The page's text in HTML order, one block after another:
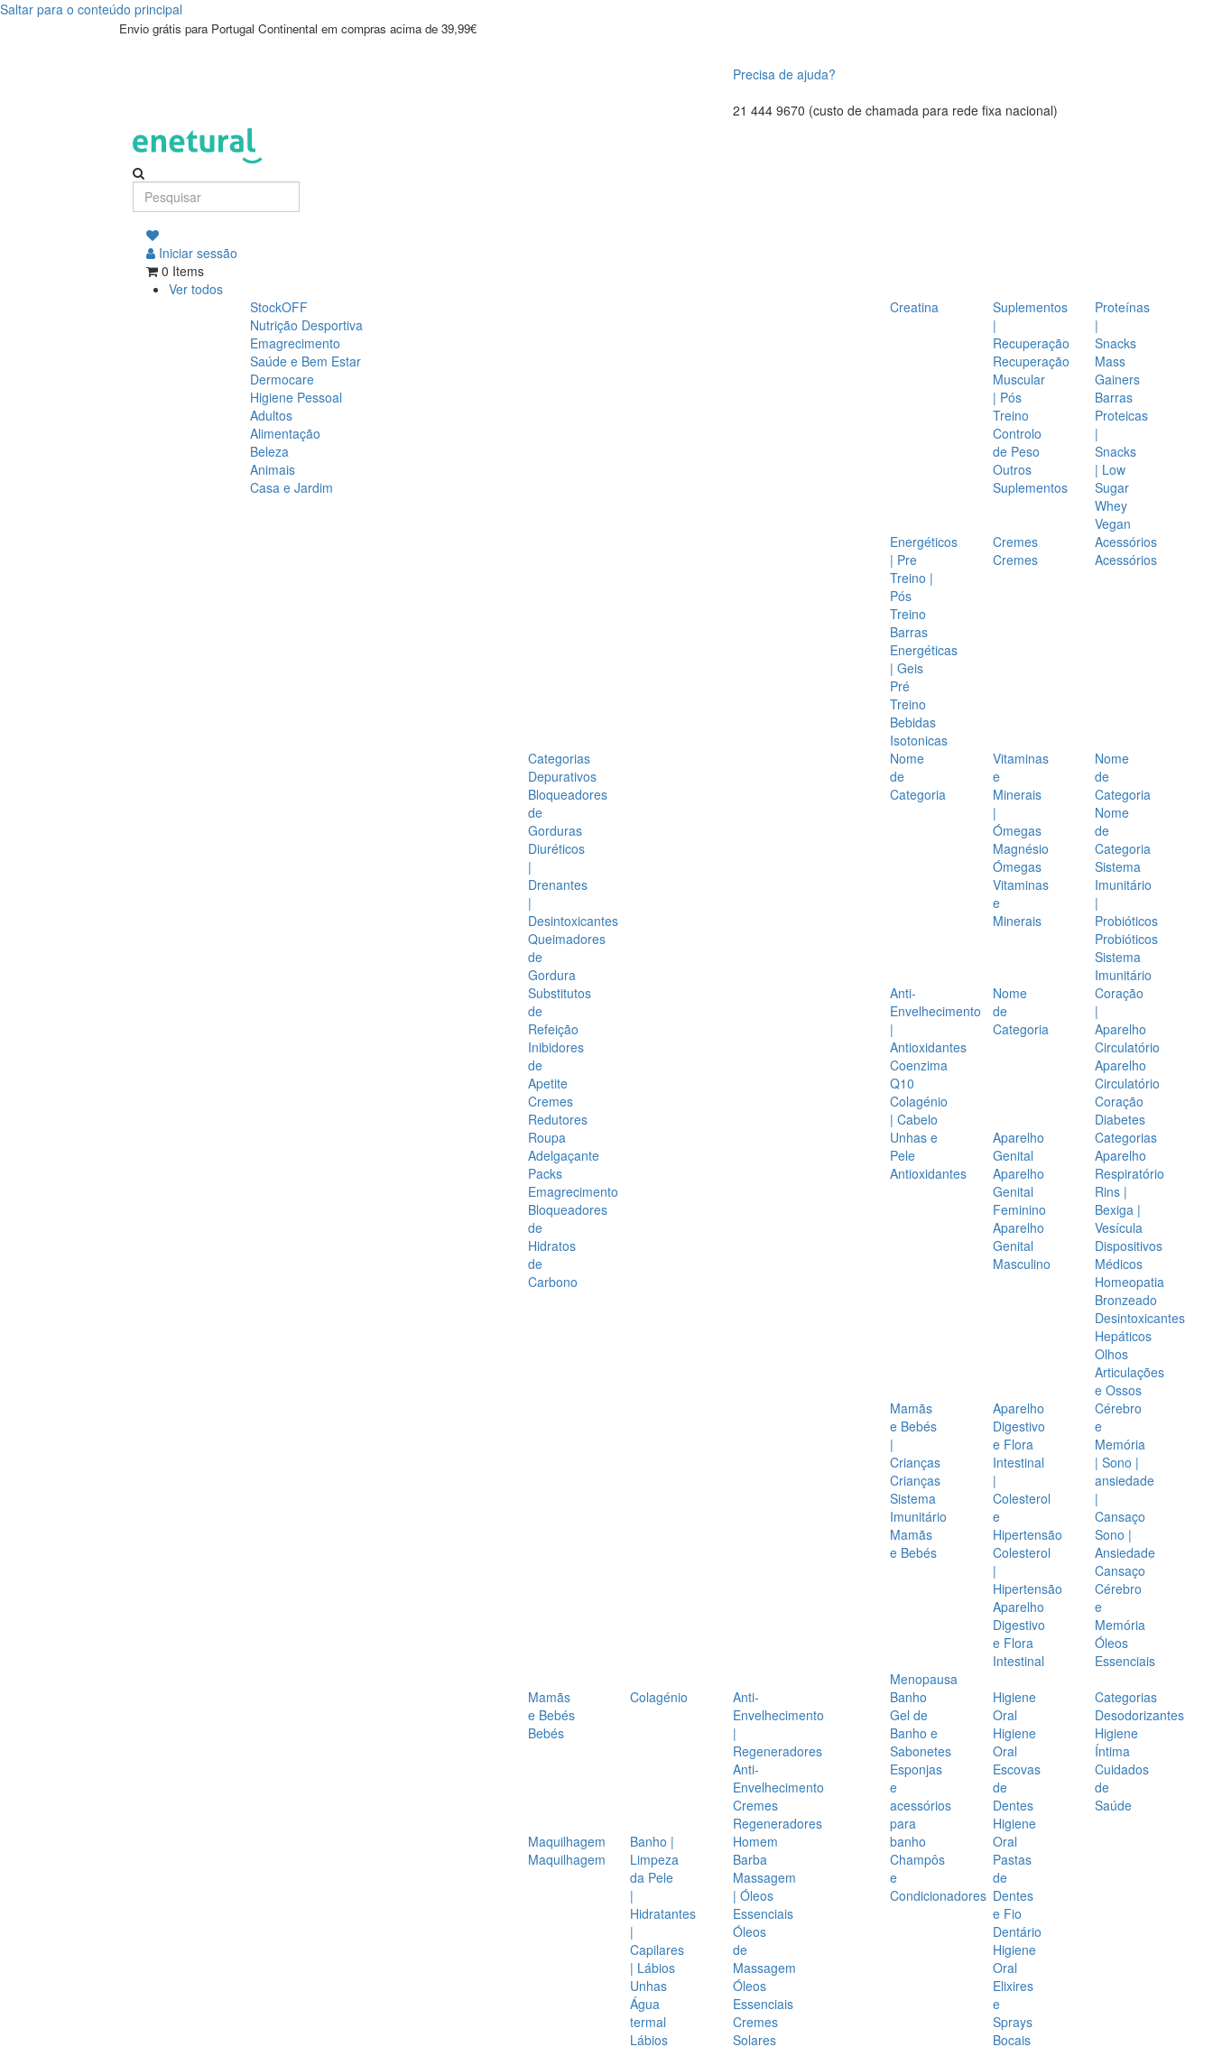
Saltar para o conteúdo principal
Envio grátis para Portugal Continental em compras acima de 39,99€
Precisa de ajuda?
21 444 9670 (custo de chamada para rede fixa nacional)
Iniciar sessão
0 Items
Ver todos
StockOFF
Nutrição Desportiva
Emagrecimento
Saúde e Bem Estar
Dermocare
Higiene Pessoal
Adultos
Alimentação
Beleza
Animais
Casa e Jardim
Creatina
Suplementos
|
Recuperação
Recuperação
Muscular
| Pós
Treino
Controlo
de Peso
Outros
Suplementos
Proteínas
|
Snacks
Mass
Gainers
Barras
Proteicas
|
Snacks
| Low
Sugar
Whey
Vegan
Energéticos
| Pre
Treino |
Pós
Treino
Barras
Energéticas
| Geis
Pré
Treino
Bebidas
Isotonicas
Cremes
Cremes
Acessórios
Acessórios
Categorias
Depurativos
Bloqueadores
de
Gorduras
Diuréticos
|
Drenantes
|
Desintoxicantes
Queimadores
de
Gordura
Substitutos
de
Refeição
Inibidores
de
Apetite
Cremes
Redutores
Roupa
Adelgaçante
Packs
Emagrecimento
Bloqueadores
de
Hidratos
de
Carbono
Nome
de
Categoria
Vitaminas
e
Minerais
|
Ómegas
Magnésio
Ómegas
Vitaminas
e
Minerais
Nome
de
Categoria
Nome
de
Categoria
Sistema
Imunitário
|
Probióticos
Probióticos
Sistema
Imunitário
Anti-
Envelhecimento
|
Antioxidantes
Coenzima
Q10
Colagénio
| Cabelo
Unhas e
Pele
Antioxidantes
Nome
de
Categoria
Coração
|
Aparelho
Circulatório
Aparelho
Circulatório
Coração
Diabetes
Aparelho
Genital
Aparelho
Genital
Feminino
Aparelho
Genital
Masculino
Categorias
Aparelho
Respiratório
Rins |
Bexiga |
Vesícula
Dispositivos
Médicos
Homeopatia
Bronzeado
Desintoxicantes
Hepáticos
Olhos
Articulações
e Ossos
Mamãs
e Bebés
|
Crianças
Crianças
Sistema
Imunitário
Mamãs
e Bebés
Aparelho
Digestivo
e Flora
Intestinal
|
Colesterol
e
Hipertensão
Colesterol
|
Hipertensão
Aparelho
Digestivo
e Flora
Intestinal
Cérebro
e
Memória
| Sono |
ansiedade
|
Cansaço
Sono |
Ansiedade
Cansaço
Cérebro
e
Memória
Óleos
Essenciais
Menopausa
Mamãs
e Bebés
Bebés
Colagénio
Anti-
Envelhecimento
|
Regeneradores
Anti-
Envelhecimento
Cremes
Regeneradores
Maquilhagem
Maquilhagem
Banho |
Limpeza
da Pele
|
Hidratantes
|
Capilares
| Lábios
Unhas
Água
termal
Lábios
Homem
Barba
Massagem
| Óleos
Essenciais
Óleos
de
Massagem
Óleos
Essenciais
Cremes
Solares
Banho
Gel de
Banho e
Sabonetes
Esponjas
e
acessórios
para
banho
Champôs
e
Condicionadores
Higiene
Oral
Higiene
Oral
Escovas
de
Dentes
Higiene
Oral
Pastas
de
Dentes
e Fio
Dentário
Higiene
Oral
Elixires
e
Sprays
Bocais
Categorias
Desodorizantes
Higiene
Íntima
Cuidados
de
Saúde